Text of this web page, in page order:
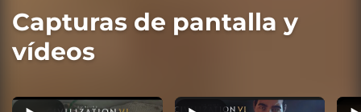
Capturas de pantalla y
vídeos